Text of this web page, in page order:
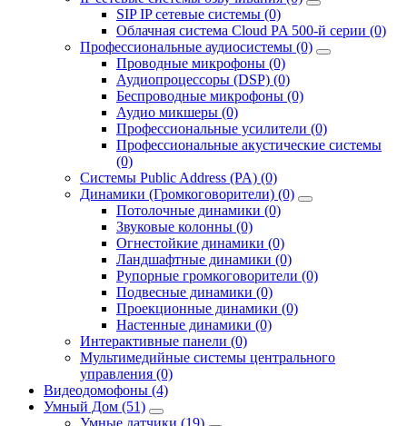
SIP IP сетевые системы (0)
Облачная система Cloud PA 500-й серии (0)
Профессиональные аудиосистемы (0)
Проводные микрофоны (0)
Аудиопроцессоры (DSP) (0)
Беспроводные микрофоны (0)
Аудио микшеры (0)
Профессиональные усилители (0)
Профессиональные акустические системы
(0)
Системы Public Address (PA) (0)
Динамики (Громкоговорители) (0)
Потолочные динамики (0)
Звуковые колонны (0)
Огнестойкие динамики (0)
Ландшафтные динамики (0)
Рупорные громкоговорители (0)
Подвесные динамики (0)
Проекционные динамики (0)
Настенные динамики (0)
Интерактивные панели (0)
Мультимедийные системы центрального
управления (0)
Видеодомофоны (4)
Умный Дом (51)
Умные датчики (19)